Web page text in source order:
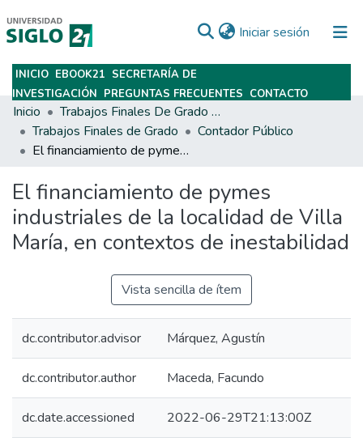
Iniciar sesión (current)
Subir
INICIO EBOOK21 SECRETARÍA DE
INVESTIGACIÓN PREGUNTAS FRECUENTES CONTACTO
Inicio
Trabajos Finales De Grado Y Posgrado
Trabajos Finales de Grado
Contador Público
El financiamiento de pymes industriales de la localidad de Villa María, en contextos de inestabilidad
El financiamiento de pymes
industriales de la localidad de Villa
María, en contextos de inestabilidad
Vista sencilla de ítem
dc.contributor.advisor Márquez, Agustín
dc.contributor.author Maceda, Facundo
dc.date.accessioned 2022-06-29T21:13:00Z